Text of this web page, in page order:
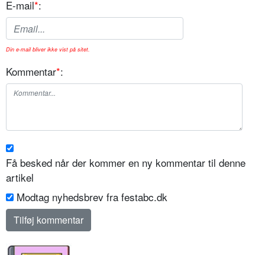
E-mail*:
Din e-mail bliver ikke vist på sitet.
Kommentar*:
Få besked når der kommer en ny kommentar til denne
artikel
Modtag nyhedsbrev fra festabc.dk